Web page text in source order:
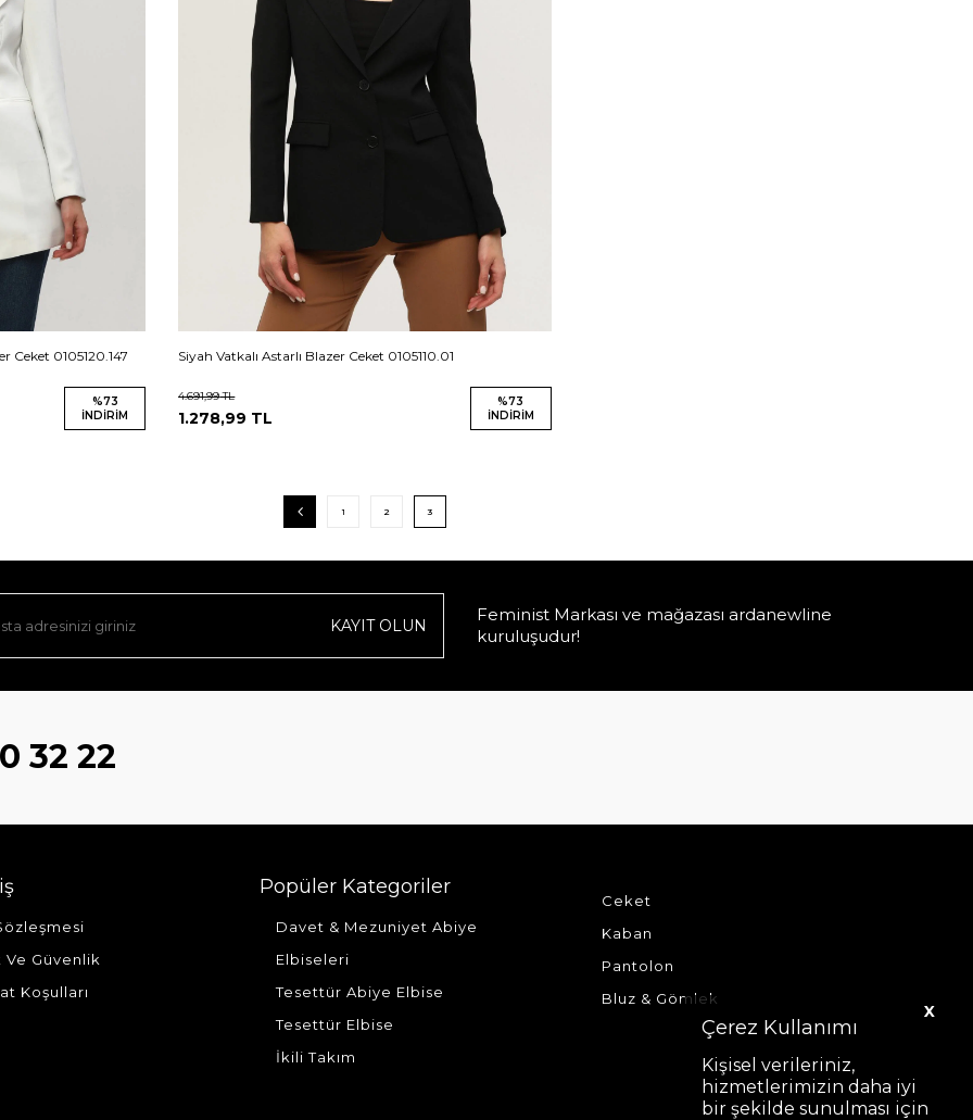
X
Çerez Kullanımı
Kişisel verileriniz,
hizmetlerimizin daha iyi
bir şekilde sunulması için
Ceket 0105120.147
%73
İNDIRIM
Siyah Vatkalı Astarlı Blazer Ceket 0105110.01
4.691,99TL
1.278,99 TL
%73
İNDIRIM
1 2 3
KAYIT OLUN
Feminist Markası ve mağazası ardanewline
kuruluşudur!
32 22
Ve Güvenlik
Koşulları
Popüler Kategoriler
Davet & Mezuniyet Abiye
Elbiseleri
Tesettür Abiye Elbise
Tesettür Elbise
İkili Takım
Ceket
Kaban
Pantolon
Bluz & Gömlek